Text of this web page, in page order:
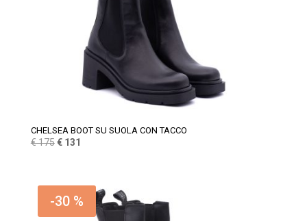
CHELSEA BOOT SU SUOLA CON TACCO
€175 Il
era:
€ 175.
€131
è:
€ 131.
-30 %